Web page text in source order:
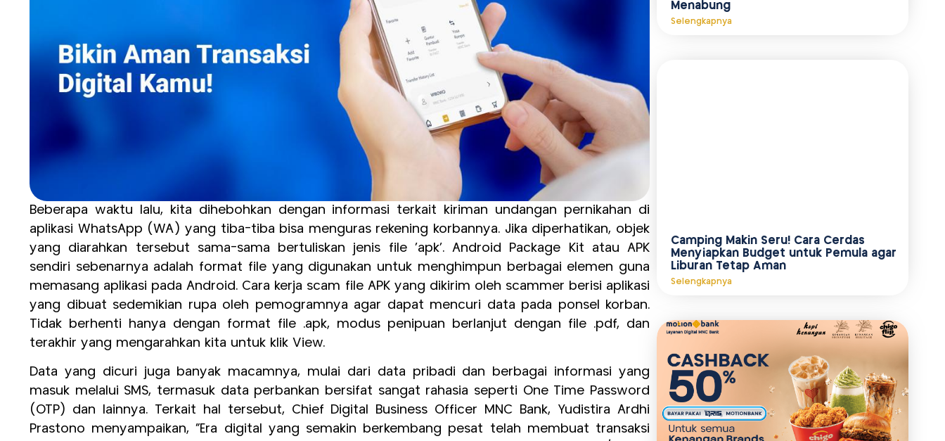
Beberapa waktu lalu, kita dihebohkan dengan informasi terkait kiriman undangan pernikahan di
aplikasi WhatsApp (WA) yang tiba-tiba bisa menguras rekening korbannya. Jika diperhatikan, objek
yang diarahkan tersebut sama-sama bertuliskan jenis file ‘apk’. Android Package Kit atau APK
sendiri sebenarnya adalah format file yang digunakan untuk menghimpun berbagai elemen guna
memasang aplikasi pada Android. Cara kerja scam file APK yang dikirim oleh scammer berisi aplikasi
yang dibuat sedemikian rupa oleh pemogramnya agar dapat mencuri data pada ponsel korban.
Tidak berhenti hanya dengan format file .apk, modus penipuan berlanjut dengan file .pdf, dan
terakhir yang mengarahkan kita untuk klik View.
Data yang dicuri juga banyak macamnya, mulai dari data pribadi dan berbagai informasi yang
masuk melalui SMS, termasuk data perbankan bersifat sangat rahasia seperti One Time Password
(OTP) dan lainnya. Terkait hal tersebut, Chief Digital Business Officer MNC Bank, Yudistira Ardhi
Prastono menyampaikan, “Era digital yang semakin berkembang pesat telah membuat transaksi
Menabung
Selengkapnya
Camping Makin Seru! Cara Cerdas
Menyiapkan Budget untuk Pemula agar
Liburan Tetap Aman
Selengkapnya